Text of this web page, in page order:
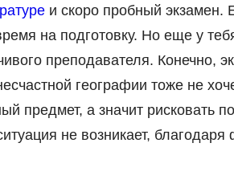
и скоро пробный экзамен.
на подготовку. Но еще у
преподавателя. Конечно,
географии тоже не
предмет, а значит рисковать
не возникает,